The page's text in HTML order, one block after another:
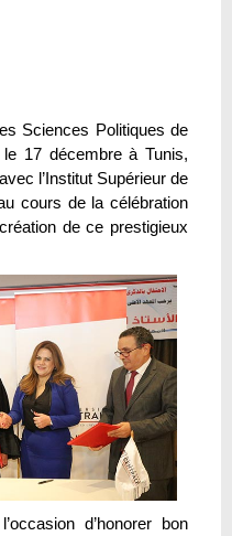
Sciences Politiques de
le 17 décembre à Tunis,
l’Institut Supérieur de
cours de la célébration
de ce prestigieux
d’honorer bon